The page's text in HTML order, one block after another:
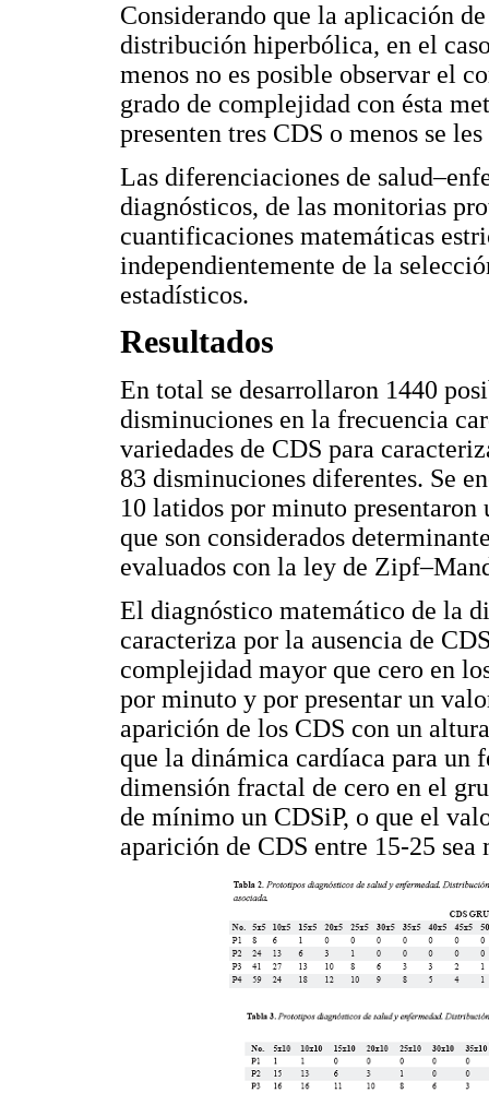
Considerando que la aplicación
distribución hiperbólica, en el
menos no es posible observar el
grado de complejidad con ésta
presenten tres CDS o menos se
Las diferenciaciones de
diagnósticos, de las monitorias
cuantificaciones matemáticas
independientemente de la
estadísticos.
Resultados
En total se desarrollaron 1440
disminuciones en la frecuencia
variedades de CDS para
83 disminuciones diferentes. Se
10 latidos por minuto
que son considerados
evaluados con la ley de
El diagnóstico matemático de la
caracteriza por la ausencia de
complejidad mayor que cero en
por minuto y por presentar un
aparición de los CDS con un
que la dinámica cardíaca para un
dimensión fractal de cero en el
de mínimo un CDSiP, o que el
aparición de CDS entre 15-25